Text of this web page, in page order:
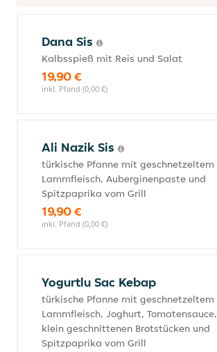
Dana Sis
Kalbsspieß mit Reis und Salat
19,90 €
inkl. Pfand (0,00 €)
Ali Nazik Sis
türkische Pfanne mit geschnetzeltem
Lammfleisch, Auberginenpaste und
Spitzpaprika vom Grill
19,90 €
inkl. Pfand (0,00 €)
Yogurtlu Sac Kebap
türkische Pfanne mit geschnetzeltem
Lammfleisch, Joghurt, Tomatensauce,
klein geschnittenen Brotstücken und
Spitzpaprika vom Grill